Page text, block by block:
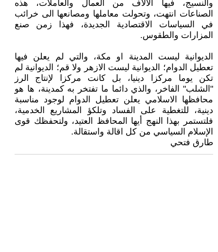
والنسيج، فيها الالاف من العمال والعاملات، هذه
الصناعات انتهت، وتحولت معاملها ومصانعها الى خرائب
في السياسات الاقتصادية الجديدة، فهذا زمن صنع
المزارات والطقوس.
الديوانية ليست المدينة او مكة، والتي لم يعلن فيها
تعطيل الدوام؛ الديوانية ليست الازهر ولا قم؛ الديوانية لم
تكن يوما مركزا دينيا، بل كانت مركزا لإنتاج الرز
"الشلب" الفاخر، والذي دائما ما تفتخر به كمدينة، ها هو
محافظها الاسلامي يعلن تعطيل الدوام لوجود مناسبة
دينية، للتغطية على الفساد وتلكؤ المشاريع الخدمية،
فلتستمر بهذا النهج أيها المحافظ العتيد، ولتحفظك قوى
الإسلام السياسي من كل اقالة واستقالة.
طارق فتحي